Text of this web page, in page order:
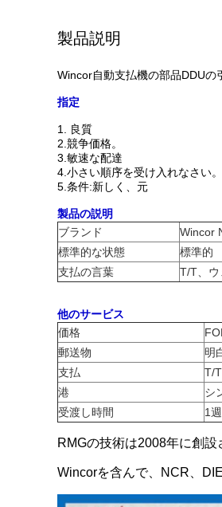
製品説明
Wincor自動支払機の部品DDU
指定
1. 良質
2.競争価格。
3.敏速な配達
4.小さい順序を受け入れなさい。
5.条件:新しく、元
製品の説明
ブランド
Wincor
標準的な状態
標準的
支払の言葉
T/T、ウ
他のサービス
価格
郵送物
明
支払
T/
港
シ
受渡し時間
1
RMGの技術は2008年に創
Wincorを含んで、NCR、